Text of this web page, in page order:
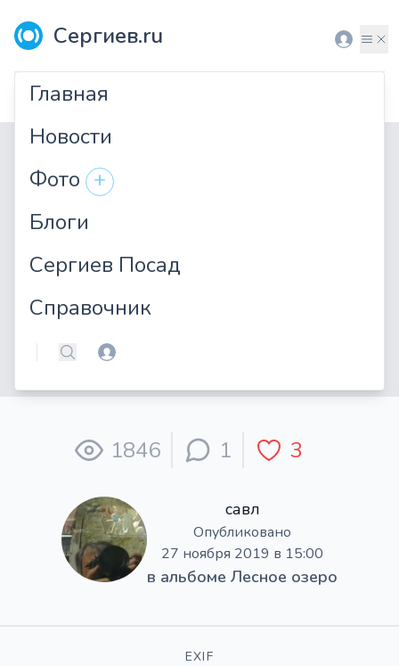
Сергиев.ru Вход
Главная
Новости
Фото +
Блоги
Сергиев Посад
Справочник
Поиск Вход
1846 1 3
савл
Опубликовано
27 ноября 2019 в 15:00
в альбоме Лесное озеро
EXIF